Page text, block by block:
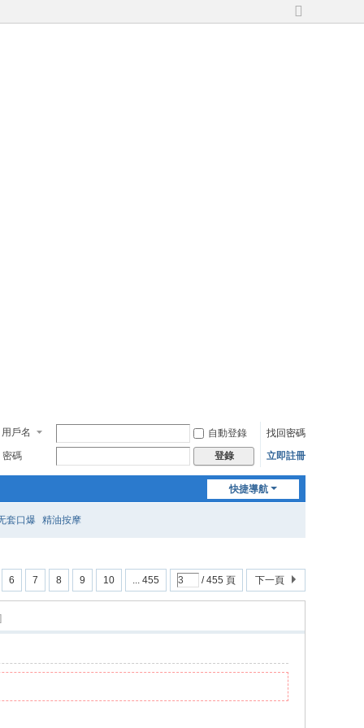
切
用戶名 自動登錄
找回密碼
密碼
登錄 立即註冊
快捷導航
套口爆 精油按摩
6 7 8 9 10 ... 455 / 455 頁 下一頁